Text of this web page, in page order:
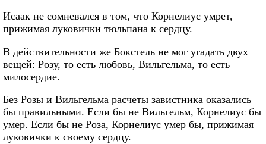
Исаак не сомневался в том, что Корнелиус умрет,
прижимая луковички тюльпана к сердцу.
В действительности же Бокстель не мог угадать двух
вещей: Розу, то есть любовь, Вильгельма, то есть
милосердие.
Без Розы и Вильгельма расчеты завистника оказались
бы правильными. Если бы не Вильгельм, Корнелиус бы
умер. Если бы не Роза, Корнелиус умер бы, прижимая
луковички к своему сердцу.